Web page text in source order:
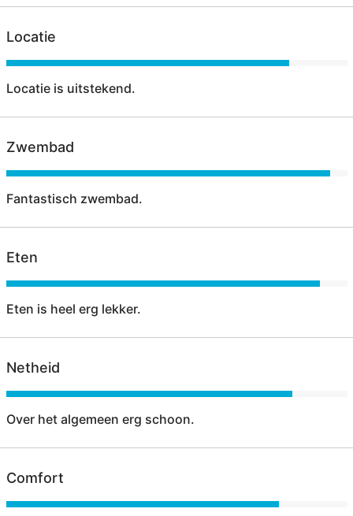
Locatie
Locatie is uitstekend.
Zwembad
Fantastisch zwembad.
Eten
Eten is heel erg lekker.
Netheid
Over het algemeen erg schoon.
Comfort